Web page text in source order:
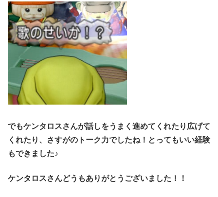
でもケンタロスさんが話しをうまく進めてくれたり広げて
くれたり、さすがのトーク力でしたね！とってもいい経験
もできました♪
ケンタロスさんどうもありがとうございました！！